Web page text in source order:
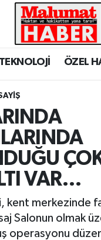
TEKNOLOJİ ÖZEL
VAR…
kent merkezinde
Salonun olmak
operasyonu
Eczaneler
Puan Durumu ve